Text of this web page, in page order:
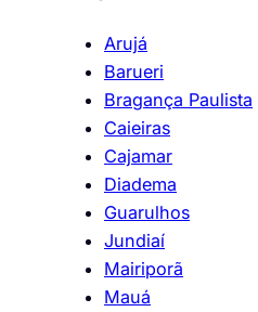
Arujá
Barueri
Bragança Paulista
Caieiras
Cajamar
Diadema
Guarulhos
Jundiaí
Mairiporã
Mauá